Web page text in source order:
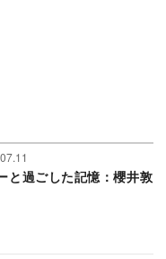
と過ごした記憶：櫻井敦